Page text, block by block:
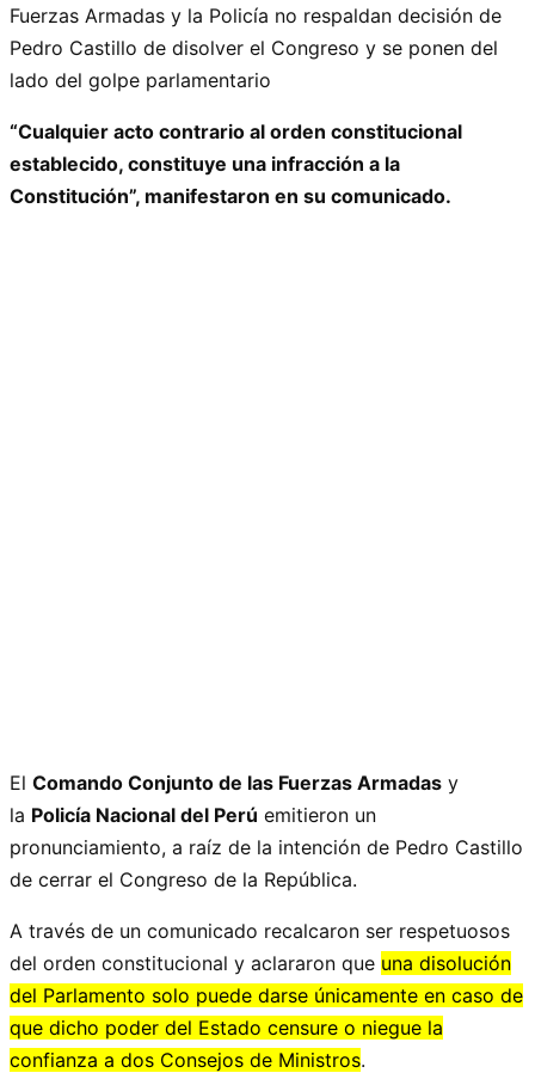
Fuerzas Armadas y la Policía no respaldan decisión de
Pedro Castillo de disolver el Congreso y se ponen del
lado del golpe parlamentario
“Cualquier acto contrario al orden constitucional
establecido, constituye una infracción a la
Constitución”, manifestaron en su comunicado.
El Comando Conjunto de las Fuerzas Armadas y
la Policía Nacional del Perú emitieron un
pronunciamiento, a raíz de la intención de Pedro Castillo
de cerrar el Congreso de la República.
A través de un comunicado recalcaron ser respetuosos
del orden constitucional y aclararon que una disolución
del Parlamento solo puede darse únicamente en caso de
que dicho poder del Estado censure o niegue la
confianza a dos Consejos de Ministros.